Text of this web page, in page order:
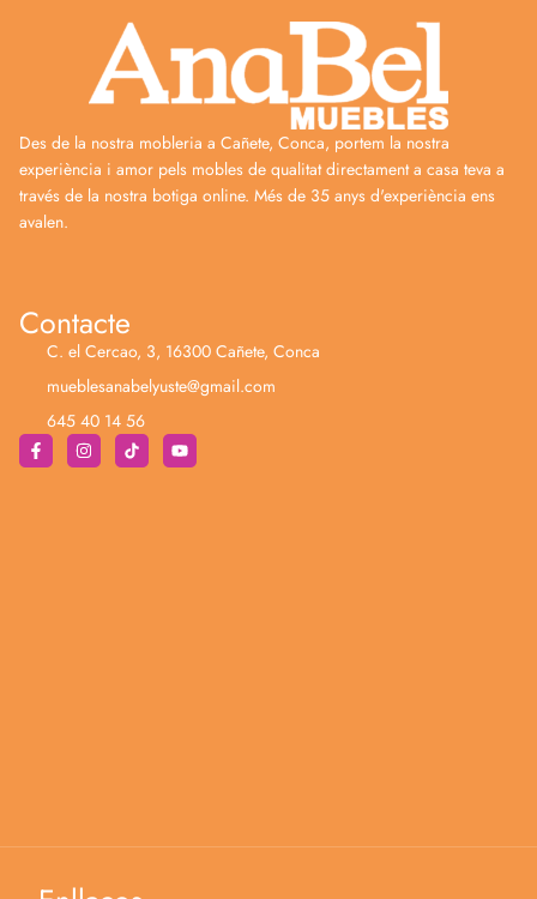
Des de la nostra mobleria a Cañete, Conca, portem la nostra
experiència i amor pels mobles de qualitat directament a casa teva a
través de la nostra botiga online. Més de 35 anys d'experiència ens
avalen.
Contacte
C. el Cercao, 3, 16300 Cañete, Conca
mueblesanabelyuste@gmail.com
645 40 14 56